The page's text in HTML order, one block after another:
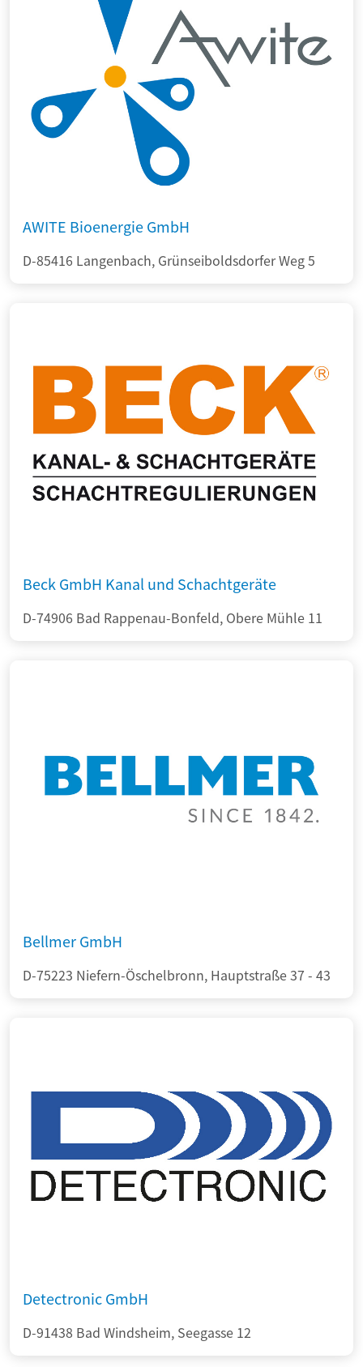
AWITE Bioenergie GmbH
D-85416 Langenbach, Grünseiboldsdorfer Weg 5
Beck GmbH Kanal und Schachtgeräte
D-74906 Bad Rappenau-Bonfeld, Obere Mühle 11
Bellmer GmbH
D-75223 Niefern-Öschelbronn, Hauptstraße 37 - 43
Detectronic GmbH
D-91438 Bad Windsheim, Seegasse 12